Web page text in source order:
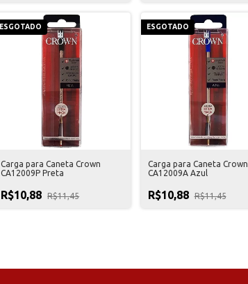
ESGOTADO
Carga para Caneta Crown
CA12009P Preta
R$10,88 R$11,45
ESGOTADO
Carga para Caneta Crown
CA12009A Azul
R$10,88 R$11,45